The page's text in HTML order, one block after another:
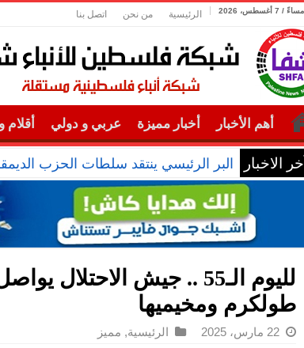
الرئيسية من نحن اتصل بنا
أهم الأخبار أخبار مميزة عربي و دولي أقلام
آخر الاخبار البر الرئيسي ينتقد سلطات الحزب
لليوم الـ55 .. جيش
طولكرم ومخيميها
22 مارس، 2025 الرئيسية, مميز